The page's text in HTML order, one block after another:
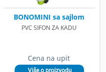
Cena na upit
BONOMINI sa sajlom
PVC SIFON ZA KADU